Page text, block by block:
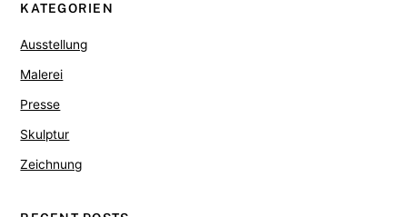
KATEGORIEN
Ausstellung
Malerei
Presse
Skulptur
Zeichnung